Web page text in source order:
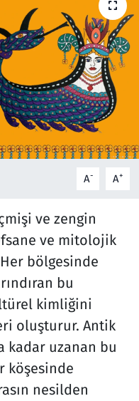
A- A+
ve zengin
ve mitolojik
bölgesinde
bu
kimliğini
oluşturur. Antik
kadar uzanan bu
köşesinde
nesilden